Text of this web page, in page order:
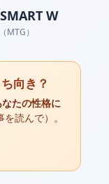
W
MTG）
向き？
たの性格に
読んで）。